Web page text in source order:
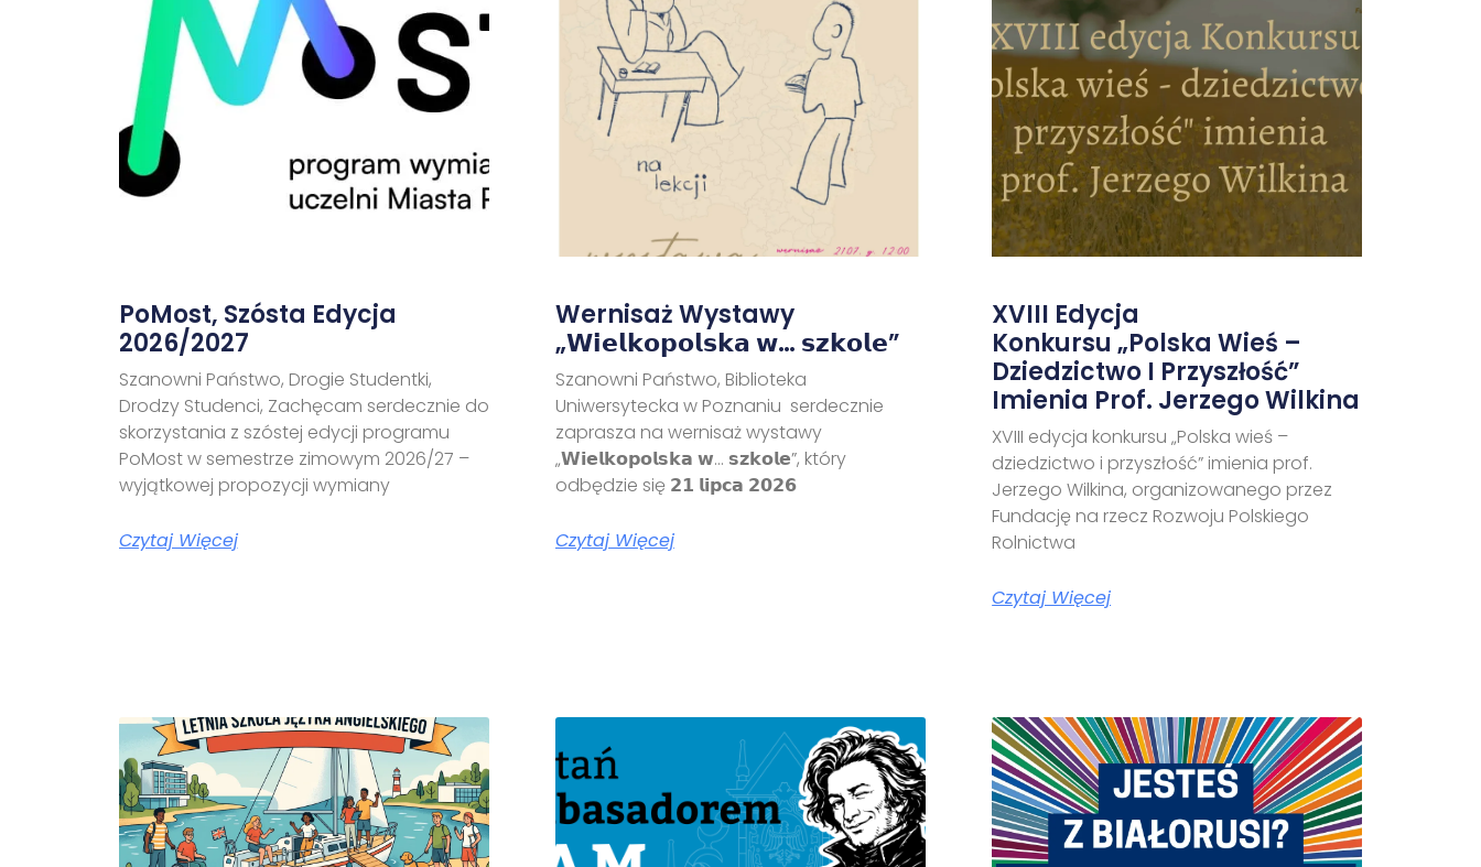
PoMost, Szósta Edycja
2026/2027
Szanowni Państwo, Drogie Studentki,
Drodzy Studenci, Zachęcam serdecznie do
skorzystania z szóstej edycji programu
PoMost w semestrze zimowym 2026/27 –
wyjątkowej propozycji wymiany
Czytaj Więcej
Wernisaż Wystawy
„𝗪𝗶𝗲𝗹𝗸𝗼𝗽𝗼𝗹𝘀𝗸𝗮 𝘄… 𝘀𝘇𝗸𝗼𝗹𝗲”
Szanowni Państwo, Biblioteka
Uniwersytecka w Poznaniu serdecznie
zaprasza na wernisaż wystawy
„𝗪𝗶𝗲𝗹𝗸𝗼𝗽𝗼𝗹𝘀𝗸𝗮 𝘄… 𝘀𝘇𝗸𝗼𝗹𝗲”, który
odbędzie się 𝟮𝟭 𝗹𝗶𝗽𝗰𝗮 𝟮𝟬𝟮𝟲
Czytaj Więcej
XVIII Edycja
Konkursu „Polska Wieś –
Dziedzictwo I Przyszłość”
Imienia Prof. Jerzego Wilkina
XVIII edycja konkursu „Polska wieś –
dziedzictwo i przyszłość” imienia prof.
Jerzego Wilkina, organizowanego przez
Fundację na rzecz Rozwoju Polskiego
Rolnictwa
Czytaj Więcej